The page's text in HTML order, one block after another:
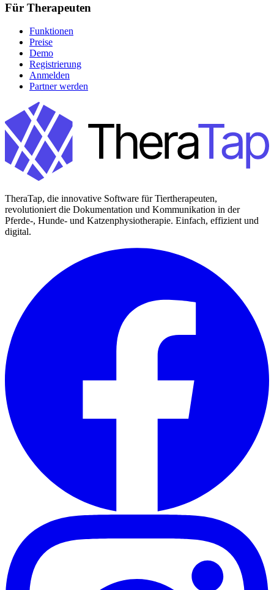
Für Therapeuten
Funktionen
Preise
Demo
Registrierung
Anmelden
Partner werden
TheraTap, die innovative Software für Tiertherapeuten,
revolutioniert die Dokumentation und Kommunikation in der
Pferde-, Hunde- und Katzenphysiotherapie. Einfach, effizient und
digital.